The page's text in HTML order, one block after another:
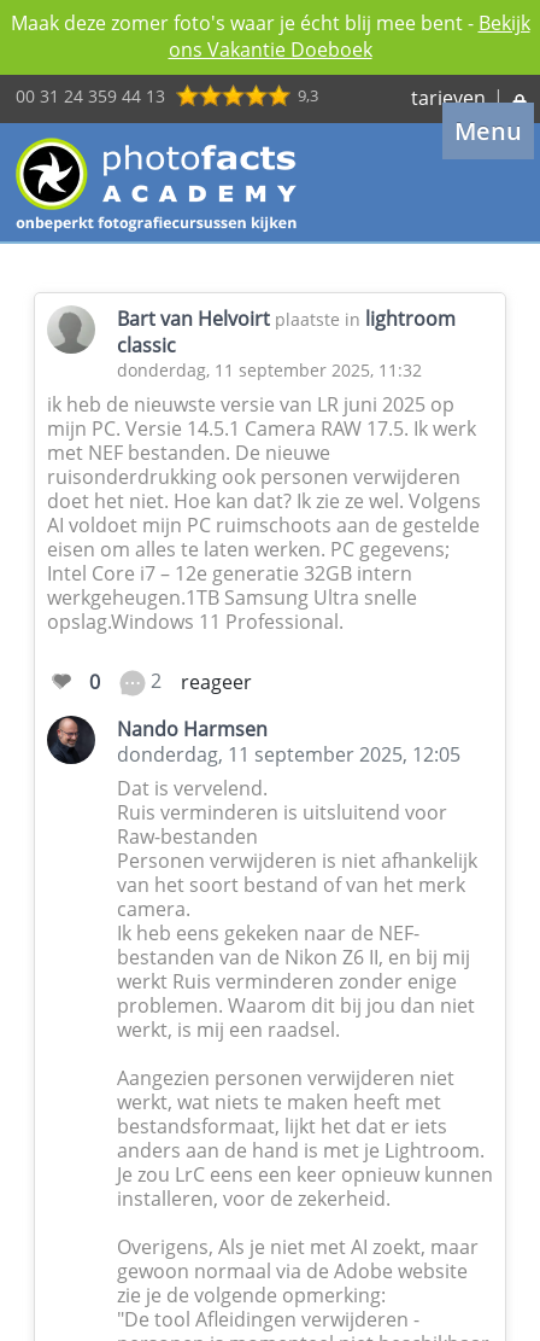
Maak deze zomer foto's waar je écht blij mee bent - Bekijk
ons Vakantie Doeboek
00 31 24 359 44 13 9,3 tarieven |
Menu
Bart van Helvoirt plaatste in lightroom
classic
donderdag, 11 september 2025, 11:32
ik heb de nieuwste versie van LR juni 2025 op
mijn PC. Versie 14.5.1 Camera RAW 17.5. Ik werk
met NEF bestanden. De nieuwe
ruisonderdrukking ook personen verwijderen
doet het niet. Hoe kan dat? Ik zie ze wel. Volgens
AI voldoet mijn PC ruimschoots aan de gestelde
eisen om alles te laten werken. PC gegevens;
Intel Core i7 – 12e generatie 32GB intern
werkgeheugen.1TB Samsung Ultra snelle
opslag.Windows 11 Professional.
0 2
reageer
Nando Harmsen
donderdag, 11 september 2025, 12:05
Dat is vervelend.
Ruis verminderen is uitsluitend voor
Raw-bestanden
Personen verwijderen is niet afhankelijk
van het soort bestand of van het merk
camera.
Ik heb eens gekeken naar de NEF-
bestanden van de Nikon Z6 II, en bij mij
werkt Ruis verminderen zonder enige
problemen. Waarom dit bij jou dan niet
werkt, is mij een raadsel.
Aangezien personen verwijderen niet
werkt, wat niets te maken heeft met
bestandsformaat, lijkt het dat er iets
anders aan de hand is met je Lightroom.
Je zou LrC eens een keer opnieuw kunnen
installeren, voor de zekerheid.
Overigens, Als je niet met AI zoekt, maar
gewoon normaal via de Adobe website
zie je de volgende opmerking:
"De tool Afleidingen verwijderen -